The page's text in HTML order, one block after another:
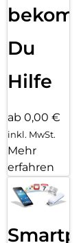
Du
Hilfe
ab 0,00 €
inkl. MwSt.
Mehr
erfahren